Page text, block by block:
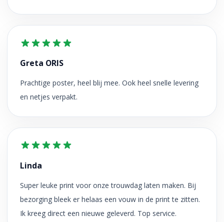
Greta ORIS
Prachtige poster, heel blij mee. Ook heel snelle levering
en netjes verpakt.
Linda
Super leuke print voor onze trouwdag laten maken. Bij
bezorging bleek er helaas een vouw in de print te zitten.
Ik kreeg direct een nieuwe geleverd. Top service.